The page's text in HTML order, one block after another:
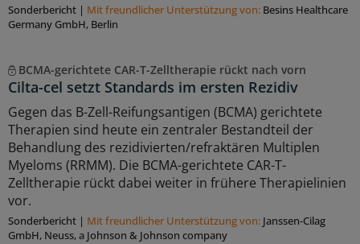
Sonderbericht | Mit freundlicher Unterstützung von: Besins Healthcare
Germany GmbH, Berlin
BCMA-gerichtete CAR-T-Zelltherapie rückt nach vorn
Cilta-cel setzt Standards im ersten Rezidiv
Gegen das B-Zell-Reifungsantigen (BCMA) gerichtete
Therapien sind heute ein zentraler Bestandteil der
Behandlung des rezidivierten/refraktären Multiplen
Myeloms (RRMM). Die BCMA-gerichtete CAR-T-
Zelltherapie rückt dabei weiter in frühere Therapielinien
vor.
Sonderbericht | Mit freundlicher Unterstützung von: Janssen-Cilag
GmbH, Neuss, a Johnson & Johnson company